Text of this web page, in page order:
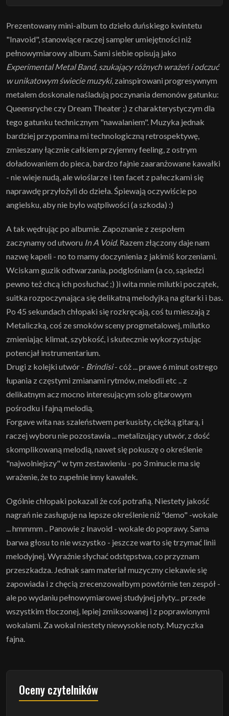
Prezentowany mini-album to dzieło duńskiego kwintetu
"Inavoid", stanowiące raczej sampler umiejętności niż
pełnowymiarowy album. Sami siebie opisują jako
Experimental Metal Band, szukający różnych wrażeń i odczuć
w unikatowym świecie muzyki, zainspirowani progresywnym
metalem doskonale naśladują poczynania demonów gatunku:
Queensryche czy Dream Theater ;) z charakterystyczym dla
tego gatunku technicznym "nawalaniem". Muzyka jednak
bardziej przypomina mi technologiczną retrospektywę,
zmieszany łącznie całkiem przyjemny feeling, z ostrym
doładowaniem do pieca, bardzo fajnie zaaranżowane kawałki
- nie wieje nudą, ale wioślarze i ten facet z pałeczkami się
naprawdę przyłożyli do dzieła. Śpiewają oczywiście po
angielsku, aby nie było wątpliwości (a szkoda) :)
A tak wędrując po albumie. Zapoznanie z zespołem
zaczynamy od utworu In A Void. Razem złączony daje nam
nazwę kapeli - no to mamy doczynienia z jakimiś korzeniami.
Wciskam guzik odtwarzania, podglośniam (a co, sąsiedzi
pewno też chcą ich posłuchać ;) )i wita mnie milutki początek,
suitka rozpoczynająca się delikatną melodyjką na gitarki i bas.
Po 45 sekundach chłopaki się rozkręcają, coś tu mieszają z
Metaliczką, coś ze smoków sceny progmetalowej, milutko
zmieniając klimat, szybkość, i skutecznie wykorzystując
potencjał instrumentarium.
Drugi z kolejki utwór - Brindisi- cóż ... prawe 6 minut ostrego
łupania z częstymi zmianami rytmów, melodii etc .. z
delikatnym acz mocno interesującym solo gitarowym
pośrodku i fajną melodią.
Forgave wita nas szaleństwem perkusisty, ciężką gitarą, i
raczej wyboru nie pozostawia ... metalizujący utwór, z dość
skomplikowaną melodią, nawet się pokuszę o określenie
"najwolniejszy" w tym zestawieniu - po 3 minucie ma się
wrażenie, że to zupełnie inny kawałek.
Ogólnie chłopaki pokazali że coś potrafią. Niestety jakość
nagrań nie zasługuje na lepsze określenie niż "demo" -wokale
... hmmmm .. Panowie z Inavoid - wokale do poprawy. Sama
barwa głosu to nie wszystko - jeszcze warto się trzymać linii
melodyjnej. Wyraźnie słychać odstępstwa, co przyznam
przeszkadza. Jednak sam materiał muzyczny ciekawie się
zapowiada i z chęcią zrecenzowałbym powtórnie ten zespół -
ale po wydaniu pełnowymiarowej studyjnej płyty... przede
wszystkim tłoczonej, lepiej zmiksowanej i z poprawionymi
wokalami. Za wokal niestety niewysokie noty. Muzyczka
fajna.
Oceny czytelników